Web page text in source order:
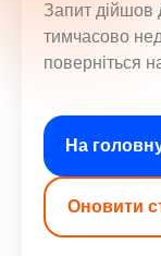
Запит дійшов
тимчасово
поверніться
На
Оновити